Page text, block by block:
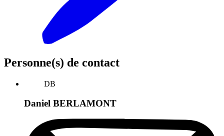
Personne(s) de contact
DB
Daniel BERLAMONT